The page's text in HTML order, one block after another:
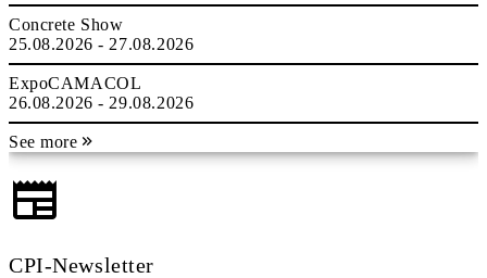
Concrete Show
25.08.2026 - 27.08.2026
ExpoCAMACOL
26.08.2026 - 29.08.2026
See more
CPI-Newsletter